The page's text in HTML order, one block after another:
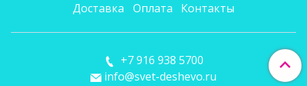
Доставка
Оплата Контакты
+7 916 938 5700
info@svet-deshevo.ru